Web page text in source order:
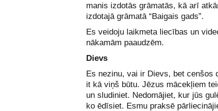
manis izdotās grāmatās, kā arī
izdotajā grāmatā “Baigais gads”.
Es veidoju laikmeta liecības un
nākamām paaudzēm.
Dievs
Es nezinu, vai ir Dievs, bet cenšos
it kā viņš būtu. Jēzus mācekļiem
un sludiniet. Nedomājiet, kur jūs
ko ēdīsiet. Esmu praksē